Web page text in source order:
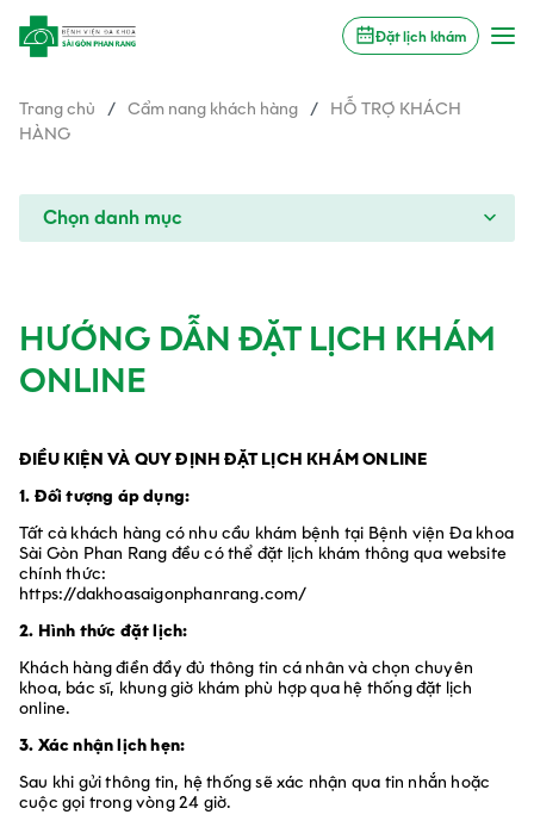
Đặt lịch khám
Trang chủ / Cẩm nang khách hàng /
HỖ TRỢ KHÁCH
HÀNG
Chọn danh mục
HƯỚNG DẪN ĐẶT LỊCH KHÁM
ONLINE
ĐIỀU KIỆN VÀ QUY ĐỊNH ĐẶT LỊCH KHÁM ONLINE
1. Đối tượng áp dụng:
Tất cả khách hàng có nhu cầu khám bệnh tại Bệnh viện Đa khoa
Sài Gòn Phan Rang đều có thể đặt lịch khám thông qua website
chính thức:
https://dakhoasaigonphanrang.com/
2. Hình thức đặt lịch:
Khách hàng điền đầy đủ thông tin cá nhân và chọn chuyên
khoa, bác sĩ, khung giờ khám phù hợp qua hệ thống đặt lịch
online.
3. Xác nhận lịch hẹn:
Sau khi gửi thông tin, hệ thống sẽ xác nhận qua tin nhắn hoặc
cuộc gọi trong vòng 24 giờ.